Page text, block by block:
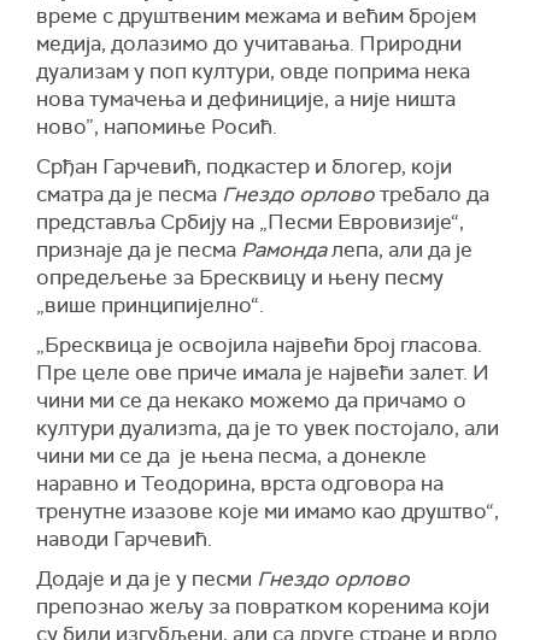
време с друштвеним межама и већим бројем
медија, долазимо до учитавања. Природни
дуализам у поп култури, овде поприма нека
нова тумачења и дефиниције, а није ништа
ново”, напомиње Росић.
Срђан Гарчевић, подкастер и блогер, који
сматра да је песма Гнездо орловотребало да
представља Србију на „Песми Евровизије“,
признаје да је песма Рамондалепа, али да је
опредељење за Бресквицу и њену песму
„више принципијелно“.
„Бресквица је освојила највећи број гласова.
Пре целе ове приче имала је највећи залет. И
чини ми се да некако можемо да причамо о
култури дуализma, да је то увек постојало, али
чини ми се да је њена песма, а донекле
наравно и Теодорина, врста одговора на
тренутне изазове које ми имамо као друштво“,
наводи Гарчевић.
Додаје и да је у песми Гнездо орлово
препознао жељу за повратком коренима који
су били изгубљени, али са друге стране и врло